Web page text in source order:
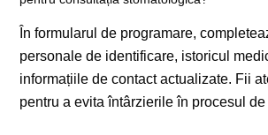
În formularul de programare,
personale de identificare, istoricul
informațiile de contact actualizate. Fii
pentru a evita întârzierile în procesul